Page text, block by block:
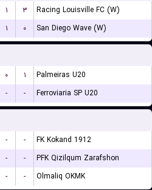
۱ ۳
Racing Louisville FC (W)
۱ ۰ San Diego Wave (W)
۰ ۱
Palmeiras U20
- - Ferroviaria SP U20
- -
FK Kokand 1912
- -
PFK Qizilqum Zarafshon
- - Olmaliq OKMK